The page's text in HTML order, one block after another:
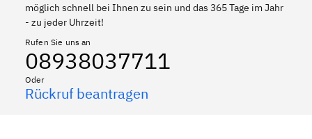
möglich schnell bei Ihnen zu sein und das 365 Tage im Jahr
- zu jeder Uhrzeit!
Rufen Sie uns an
08938037711
Oder
Rückruf beantragen